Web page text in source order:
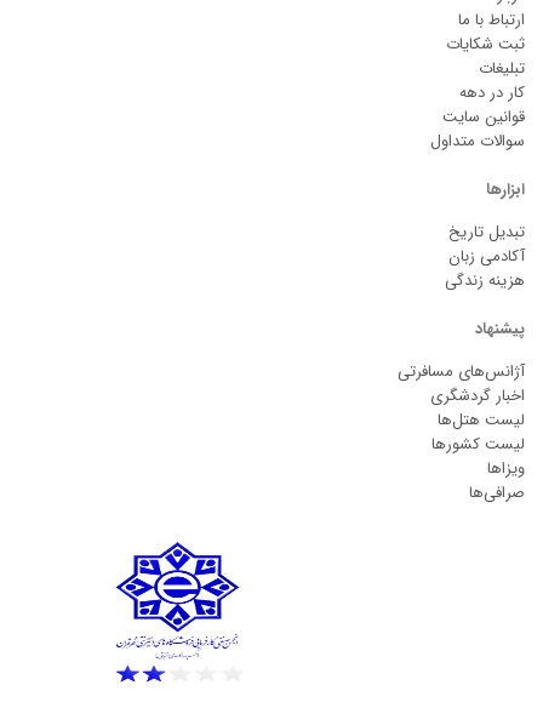
ارتباط با ما
ثبت شکایات
تبلیغات
کار در دهه
قوانین سایت
سوالات متداول
ابزارها
تبدیل تاریخ
آکادمی زبان
هزینه زندگی
پیشنهاد
آژانس‌های مسافرتی
اخبار گردشگری
لیست هتل‌ها
لیست کشورها
ویزاها
صرافی‌ها